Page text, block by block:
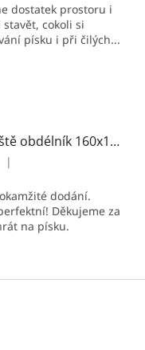
dostatek prostoru i
cokoli si
písku i při čilých...
Dětské dřevěné pískoviště obdélník 160x180x20 cm
|
dodání.
Děkujeme za
na písku.